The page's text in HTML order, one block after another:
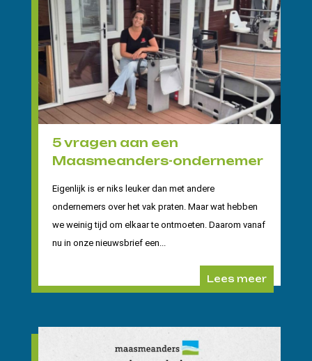
5 vragen aan een
Maasmeanders-ondernemer
Eigenlijk is er niks leuker dan met andere
ondernemers over het vak praten. Maar wat hebben
we weinig tijd om elkaar te ontmoeten. Daarom vanaf
nu in onze nieuwsbrief een...
Lees meer